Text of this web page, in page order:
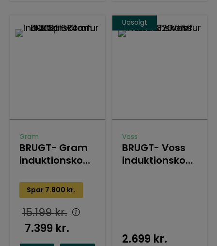
Gram
BRUGT- Gram
induktionskomfur
Spar 7.800 kr.
15.199kr.
7.399 kr.
Udsolgt
Voss
BRUGT- Voss
induktionskomfur
2.699 kr.